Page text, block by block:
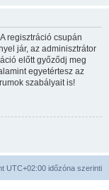
regisztráció csupán
jár, az adminisztrátor
előtt győződj meg
egyetértesz az
szabályait is!
UTC+02:00 időzóna szerinti